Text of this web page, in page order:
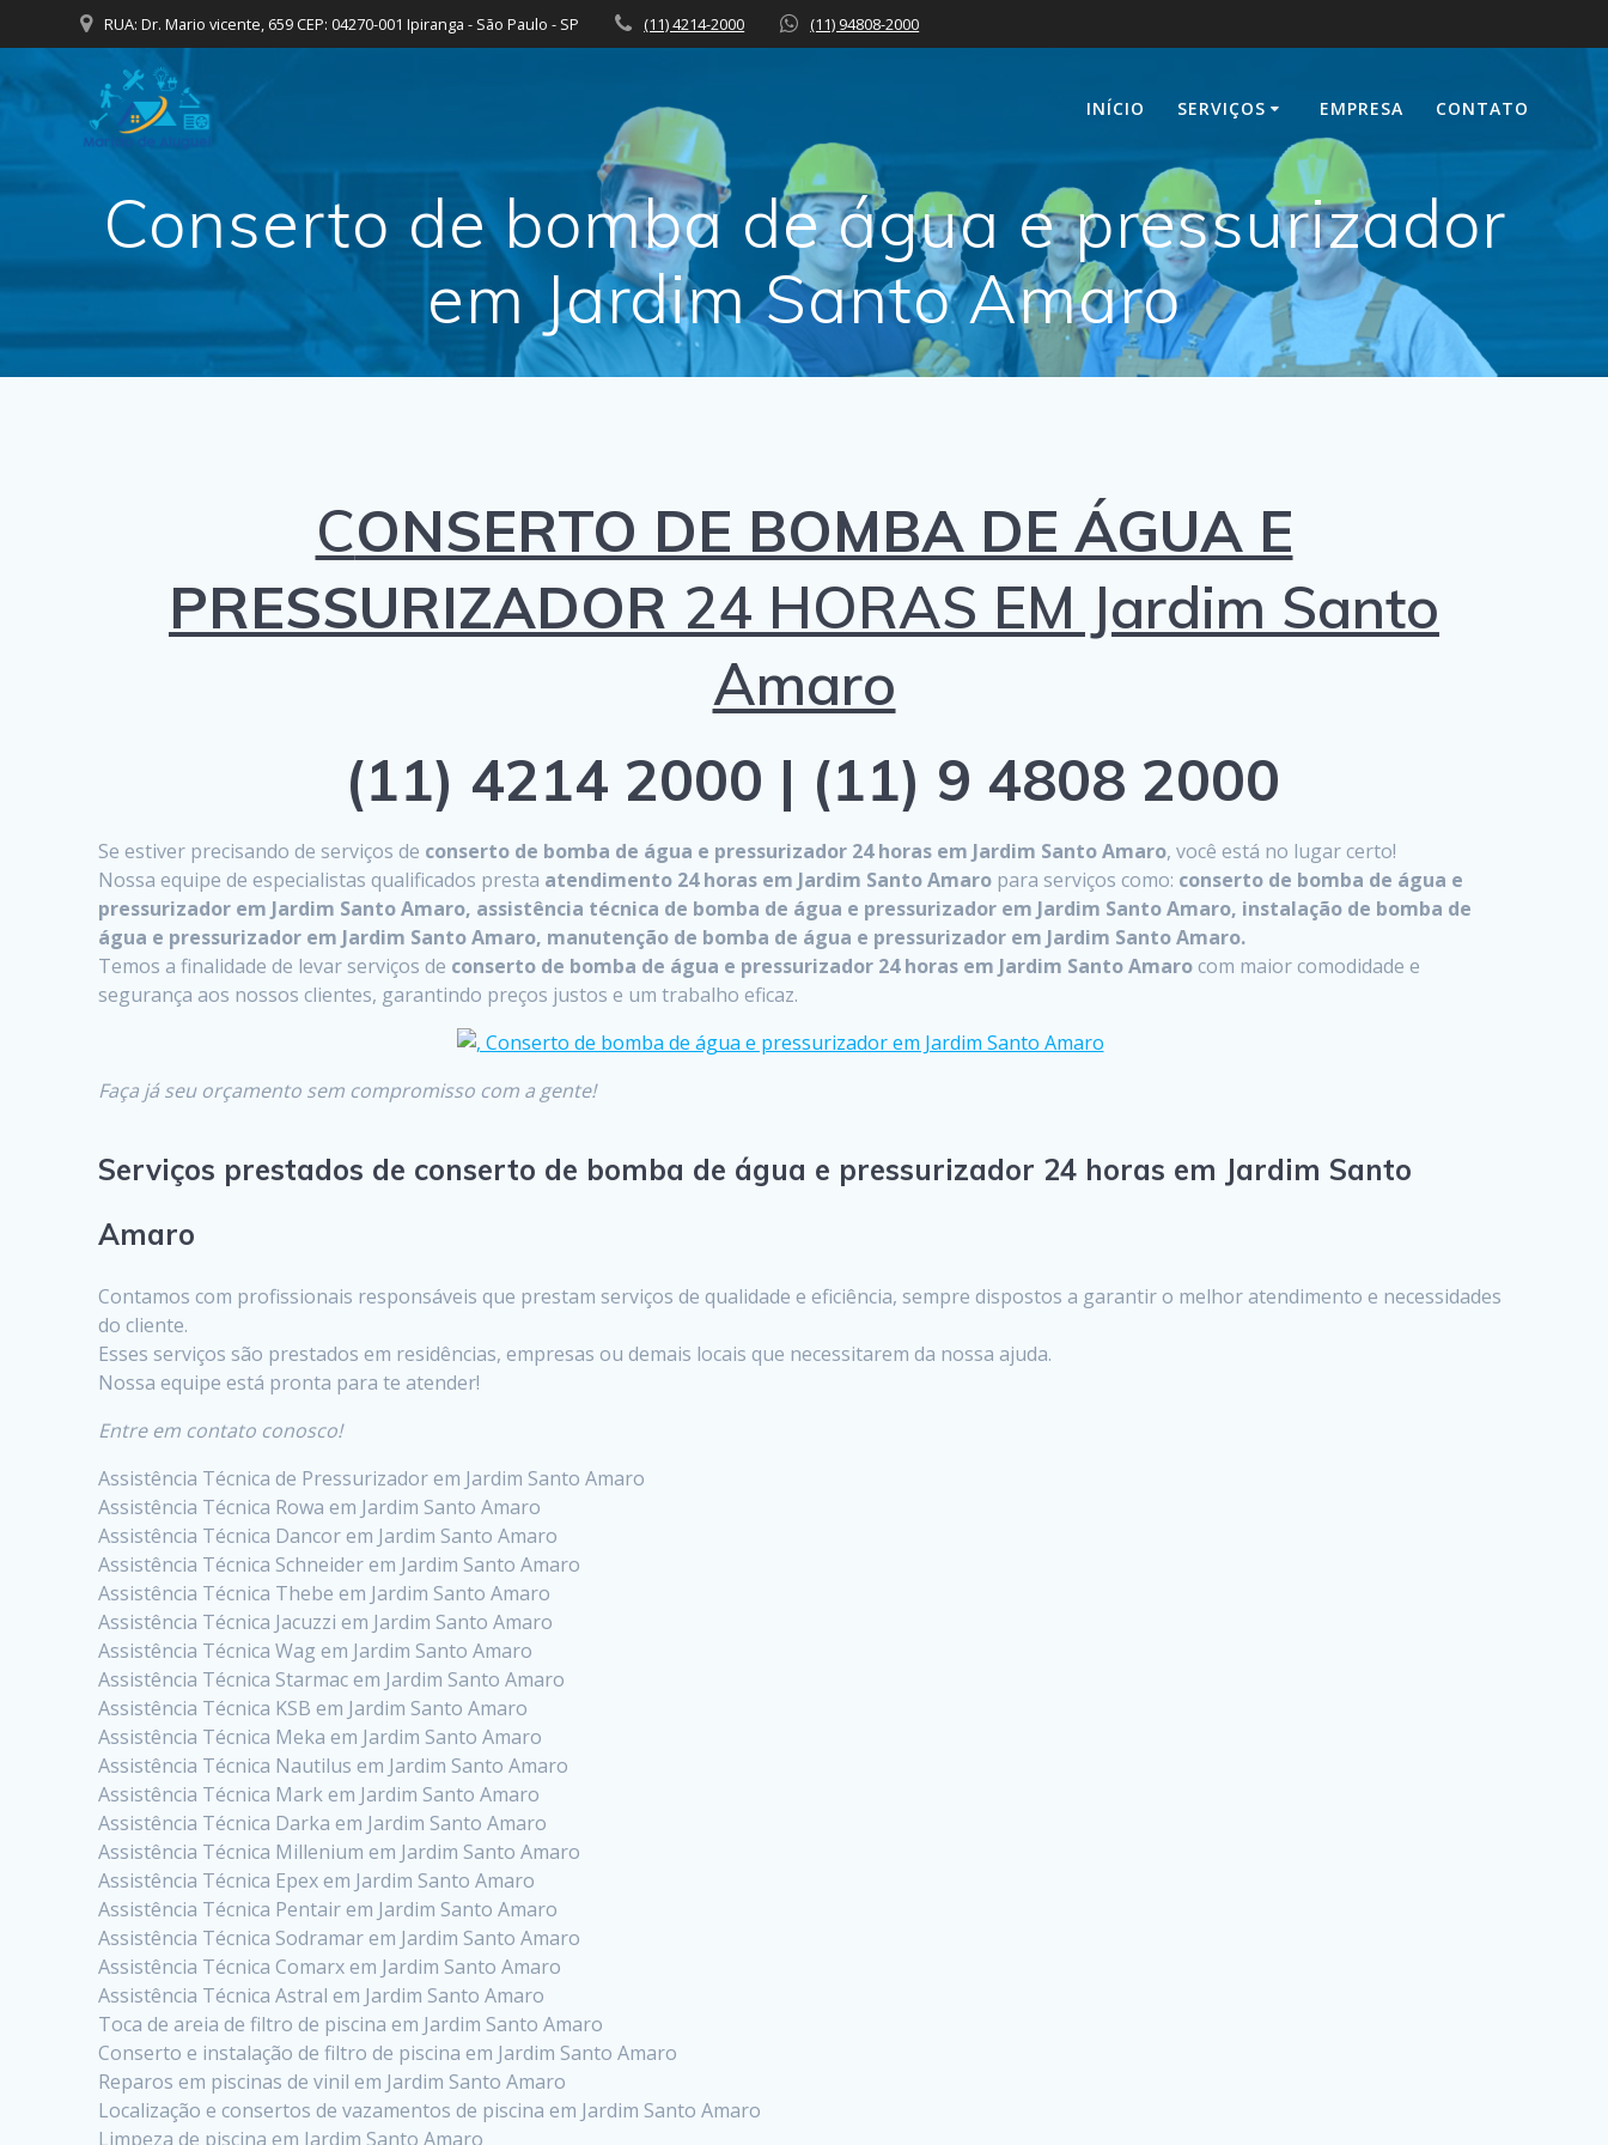
to
content
RUA: Dr. Mario vicente, 659 CEP: 04270-001 Ipiranga - São Paulo - SP (11) 4214-2000 (11) 94808-2000
INÍCIO SERVIÇOS EMPRESA CONTATO
Conserto de bomba de água e pressurizador
em Jardim Santo Amaro
CONSERTO DE BOMBA DE ÁGUA E
PRESSURIZADOR 24 HORAS EM Jardim Santo
Amaro
(11) 4214 2000 | (11) 9 4808 2000
Se estiver precisando de serviços de conserto de bomba de água e pressurizador 24 horas em Jardim Santo Amaro, você está no lugar certo!
Nossa equipe de especialistas qualificados presta atendimento 24 horas em Jardim Santo Amaro para serviços como: conserto de bomba de água e
pressurizador em Jardim Santo Amaro, assistência técnica de bomba de água e pressurizador em Jardim Santo Amaro, instalação de bomba de
água e pressurizador em Jardim Santo Amaro, manutenção de bomba de água e pressurizador em Jardim Santo Amaro.
Temos a finalidade de levar serviços de conserto de bomba de água e pressurizador 24 horas em Jardim Santo Amarocom maior comodidade e
segurança aos nossos clientes, garantindo preços justos e um trabalho eficaz.
Faça já seu orçamento sem compromisso com a gente!
Serviços prestados de conserto de bomba de água e pressurizador 24 horas em Jardim Santo
Amaro
Contamos com profissionais responsáveis que prestam serviços de qualidade e eficiência, sempre dispostos a garantir o melhor atendimento e necessidades
do cliente.
Esses serviços são prestados em residências, empresas ou demais locais que necessitarem da nossa ajuda.
Nossa equipe está pronta para te atender!
Entre em contato conosco!
Assistência Técnica de Pressurizador em Jardim Santo Amaro
Assistência Técnica Rowa em Jardim Santo Amaro
Assistência Técnica Dancor em Jardim Santo Amaro
Assistência Técnica Schneider em Jardim Santo Amaro
Assistência Técnica Thebe em Jardim Santo Amaro
Assistência Técnica Jacuzzi em Jardim Santo Amaro
Assistência Técnica Wag em Jardim Santo Amaro
Assistência Técnica Starmac em Jardim Santo Amaro
Assistência Técnica KSB em Jardim Santo Amaro
Assistência Técnica Meka em Jardim Santo Amaro
Assistência Técnica Nautilus em Jardim Santo Amaro
Assistência Técnica Mark em Jardim Santo Amaro
Assistência Técnica Darka em Jardim Santo Amaro
Assistência Técnica Millenium em Jardim Santo Amaro
Assistência Técnica Epex em Jardim Santo Amaro
Assistência Técnica Pentair em Jardim Santo Amaro
Assistência Técnica Sodramar em Jardim Santo Amaro
Assistência Técnica Comarx em Jardim Santo Amaro
Assistência Técnica Astral em Jardim Santo Amaro
Toca de areia de filtro de piscina em Jardim Santo Amaro
Conserto e instalação de filtro de piscina em Jardim Santo Amaro
Reparos em piscinas de vinil em Jardim Santo Amaro
Localização e consertos de vazamentos de piscina em Jardim Santo Amaro
Limpeza de piscina em Jardim Santo Amaro